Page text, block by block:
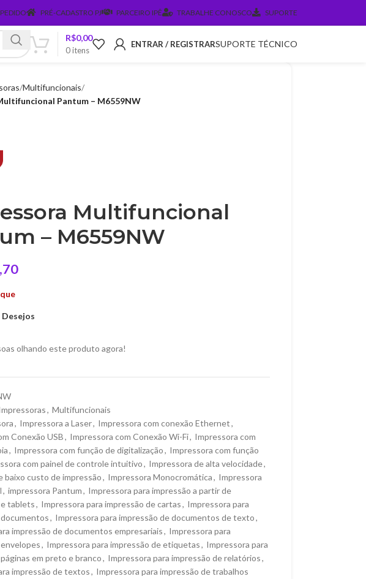
PRÉ-CADASTRO PJ PARCEIRO IPÊ TRABALHE CONOSCO SUPORTE
0itens
R$0,00
ENTRAR / REGISTRARSUPORTE TÉCNICO
Multifuncionais
Pantum – M6559NW
Multifuncional
– M6559NW
olhando este produto agora!
, Multifuncionais
, Impressora a Laser, Impressora com conexão Ethernet,
Conexão USB, Impressora com Conexão Wi-Fi, Impressora com
, Impressora com função de digitalização, Impressora com função
com painel de controle intuitivo, Impressora de alta velocidade,
baixo custo de impressão, Impressora Monocromática, Impressora
, impressora Pantum, Impressora para impressão a partir de
tablets, Impressora para impressão de cartas, Impressora para
, Impressora para impressão de documentos de texto,
impressão de documentos empresariais, Impressora para
, Impressora para impressão de etiquetas, Impressora para
em preto e branco, Impressora para impressão de relatórios,
impressão de textos, Impressora para impressão de trabalhos